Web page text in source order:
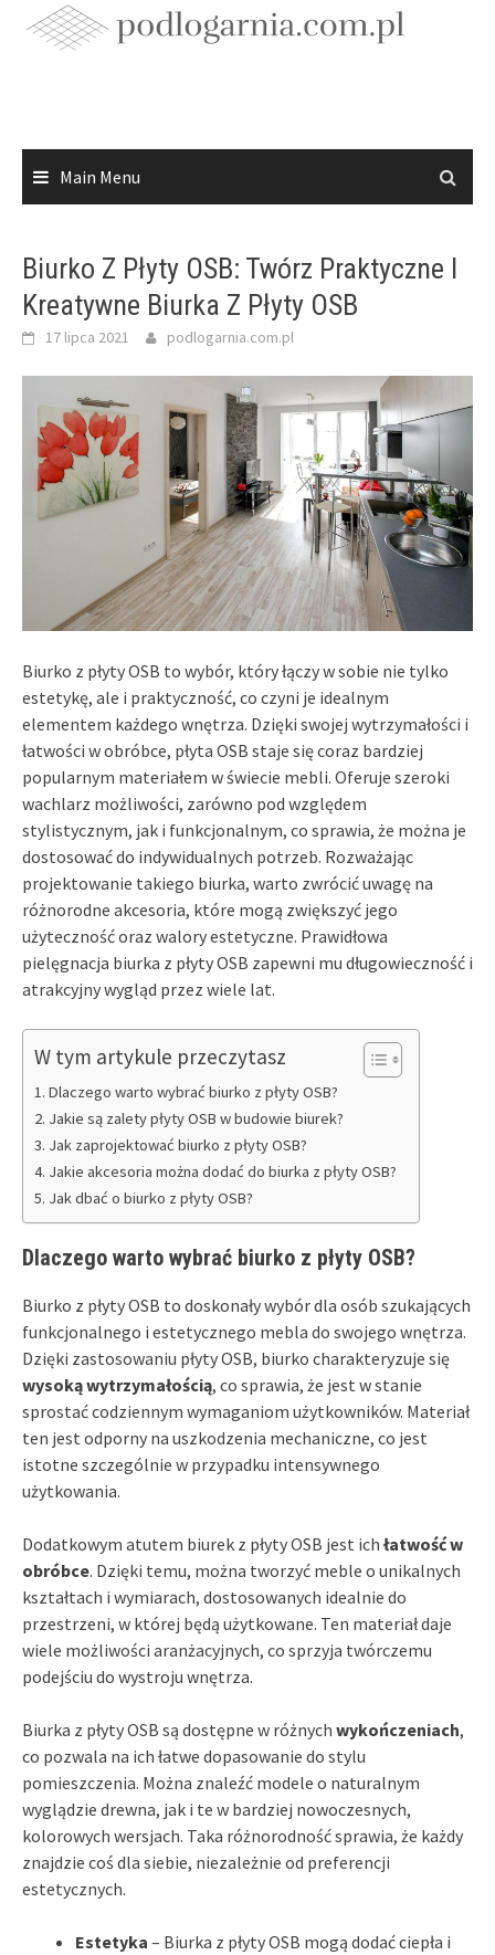
Main Menu
Biurko Z Płyty OSB: Twórz Praktyczne I
Kreatywne Biurka Z Płyty OSB
17 lipca 2021 podlogarnia.com.pl
Biurko z płyty OSB to wybór, który łączy w sobie nie tylko
estetykę, ale i praktyczność, co czyni je idealnym
elementem każdego wnętrza. Dzięki swojej wytrzymałości i
łatwości w obróbce, płyta OSB staje się coraz bardziej
popularnym materiałem w świecie mebli. Oferuje szeroki
wachlarz możliwości, zarówno pod względem
stylistycznym, jak i funkcjonalnym, co sprawia, że można je
dostosować do indywidualnych potrzeb. Rozważając
projektowanie takiego biurka, warto zwrócić uwagę na
różnorodne akcesoria, które mogą zwiększyć jego
użyteczność oraz walory estetyczne. Prawidłowa
pielęgnacja biurka z płyty OSB zapewni mu długowieczność i
atrakcyjny wygląd przez wiele lat.
W tym artykule przeczytasz
Dlaczego warto wybrać biurko z płyty OSB?
Jakie są zalety płyty OSB w budowie biurek?
Jak zaprojektować biurko z płyty OSB?
Jakie akcesoria można dodać do biurka z płyty OSB?
Jak dbać o biurko z płyty OSB?
Dlaczego warto wybrać biurko z płyty OSB?
Biurko z płyty OSB to doskonały wybór dla osób szukających
funkcjonalnego i estetycznego mebla do swojego wnętrza.
Dzięki zastosowaniu płyty OSB, biurko charakteryzuje się
wysoką wytrzymałością, co sprawia, że jest w stanie
sprostać codziennym wymaganiom użytkowników. Materiał
ten jest odporny na uszkodzenia mechaniczne, co jest
istotne szczególnie w przypadku intensywnego
użytkowania.
Dodatkowym atutem biurek z płyty OSB jest ich łatwość w
obróbce. Dzięki temu, można tworzyć meble o unikalnych
kształtach i wymiarach, dostosowanych idealnie do
przestrzeni, w której będą użytkowane. Ten materiał daje
wiele możliwości aranżacyjnych, co sprzyja twórczemu
podejściu do wystroju wnętrza.
Biurka z płyty OSB są dostępne w różnych wykończeniach,
co pozwala na ich łatwe dopasowanie do stylu
pomieszczenia. Można znaleźć modele o naturalnym
wyglądzie drewna, jak i te w bardziej nowoczesnych,
kolorowych wersjach. Taka różnorodność sprawia, że każdy
znajdzie coś dla siebie, niezależnie od preferencji
estetycznych.
Estetyka – Biurka z płyty OSB mogą dodać ciepła i